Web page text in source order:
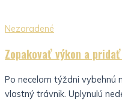
Nezaradené
Zopakovať výkon a
Po necelom týždni vybehnú
vlastný trávnik. Uplynulú